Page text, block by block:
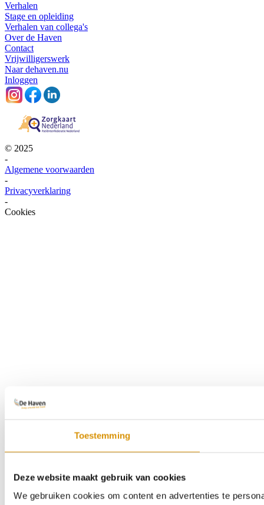
Toestemming
Deze website maakt gebruik van cookies
We gebruiken cookies om content en advertenties te
Verhalen
Stage en opleiding
Verhalen van collega's
Over de Haven
Contact
Vrijwilligerswerk
Naar dehaven.nu
Inloggen
© 2025
-
Algemene voorwaarden
-
Privacyverklaring
-
Cookies